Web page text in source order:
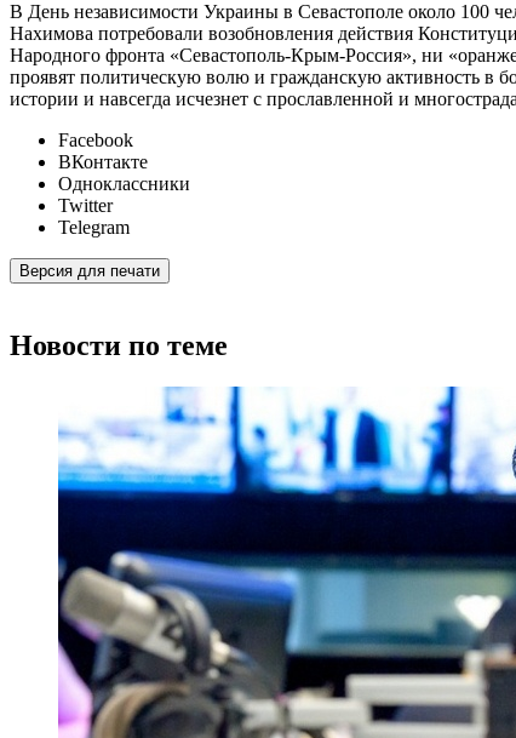
В День независимости Украины в Севастополе около 100
Нахимова потребовали возобновления действия
Народного фронта «Севастополь-Крым-Россия», ни
проявят политическую волю и гражданскую активность в
истории и навсегда исчезнет с прославленной и
Facebook
ВКонтакте
Одноклассники
Twitter
Telegram
Версия для печати
Новости по теме